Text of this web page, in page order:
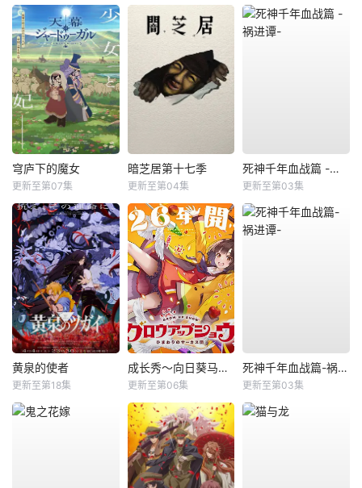
穹庐下的魔女
更新至第07集
暗芝居第十七季
更新至第04集
死神千年血战篇 -祸进谭-
更新至第03集
黄泉的使者
更新至第18集
成长秀～向日葵马戏团～
更新至第06集
死神千年血战篇-祸进谭-
更新至第03集